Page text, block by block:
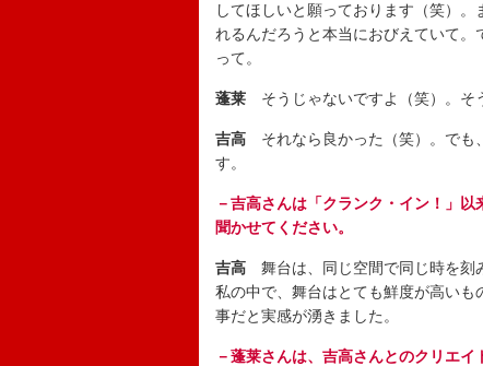
してほしいと願っております（笑）
れるんだろうと本当におびえていて
って。
蓬莱 そうじゃないですよ（笑）。そ
吉高 それなら良かった（笑）。でも
す。
－吉高さんは「クランク・イン！」
聞かせてください。
吉高 舞台は、同じ空間で同じ時を刻
私の中で、舞台はとても鮮度が高い
事だと実感が湧きました。
－蓬莱さんは、吉高さんとのクリエイ